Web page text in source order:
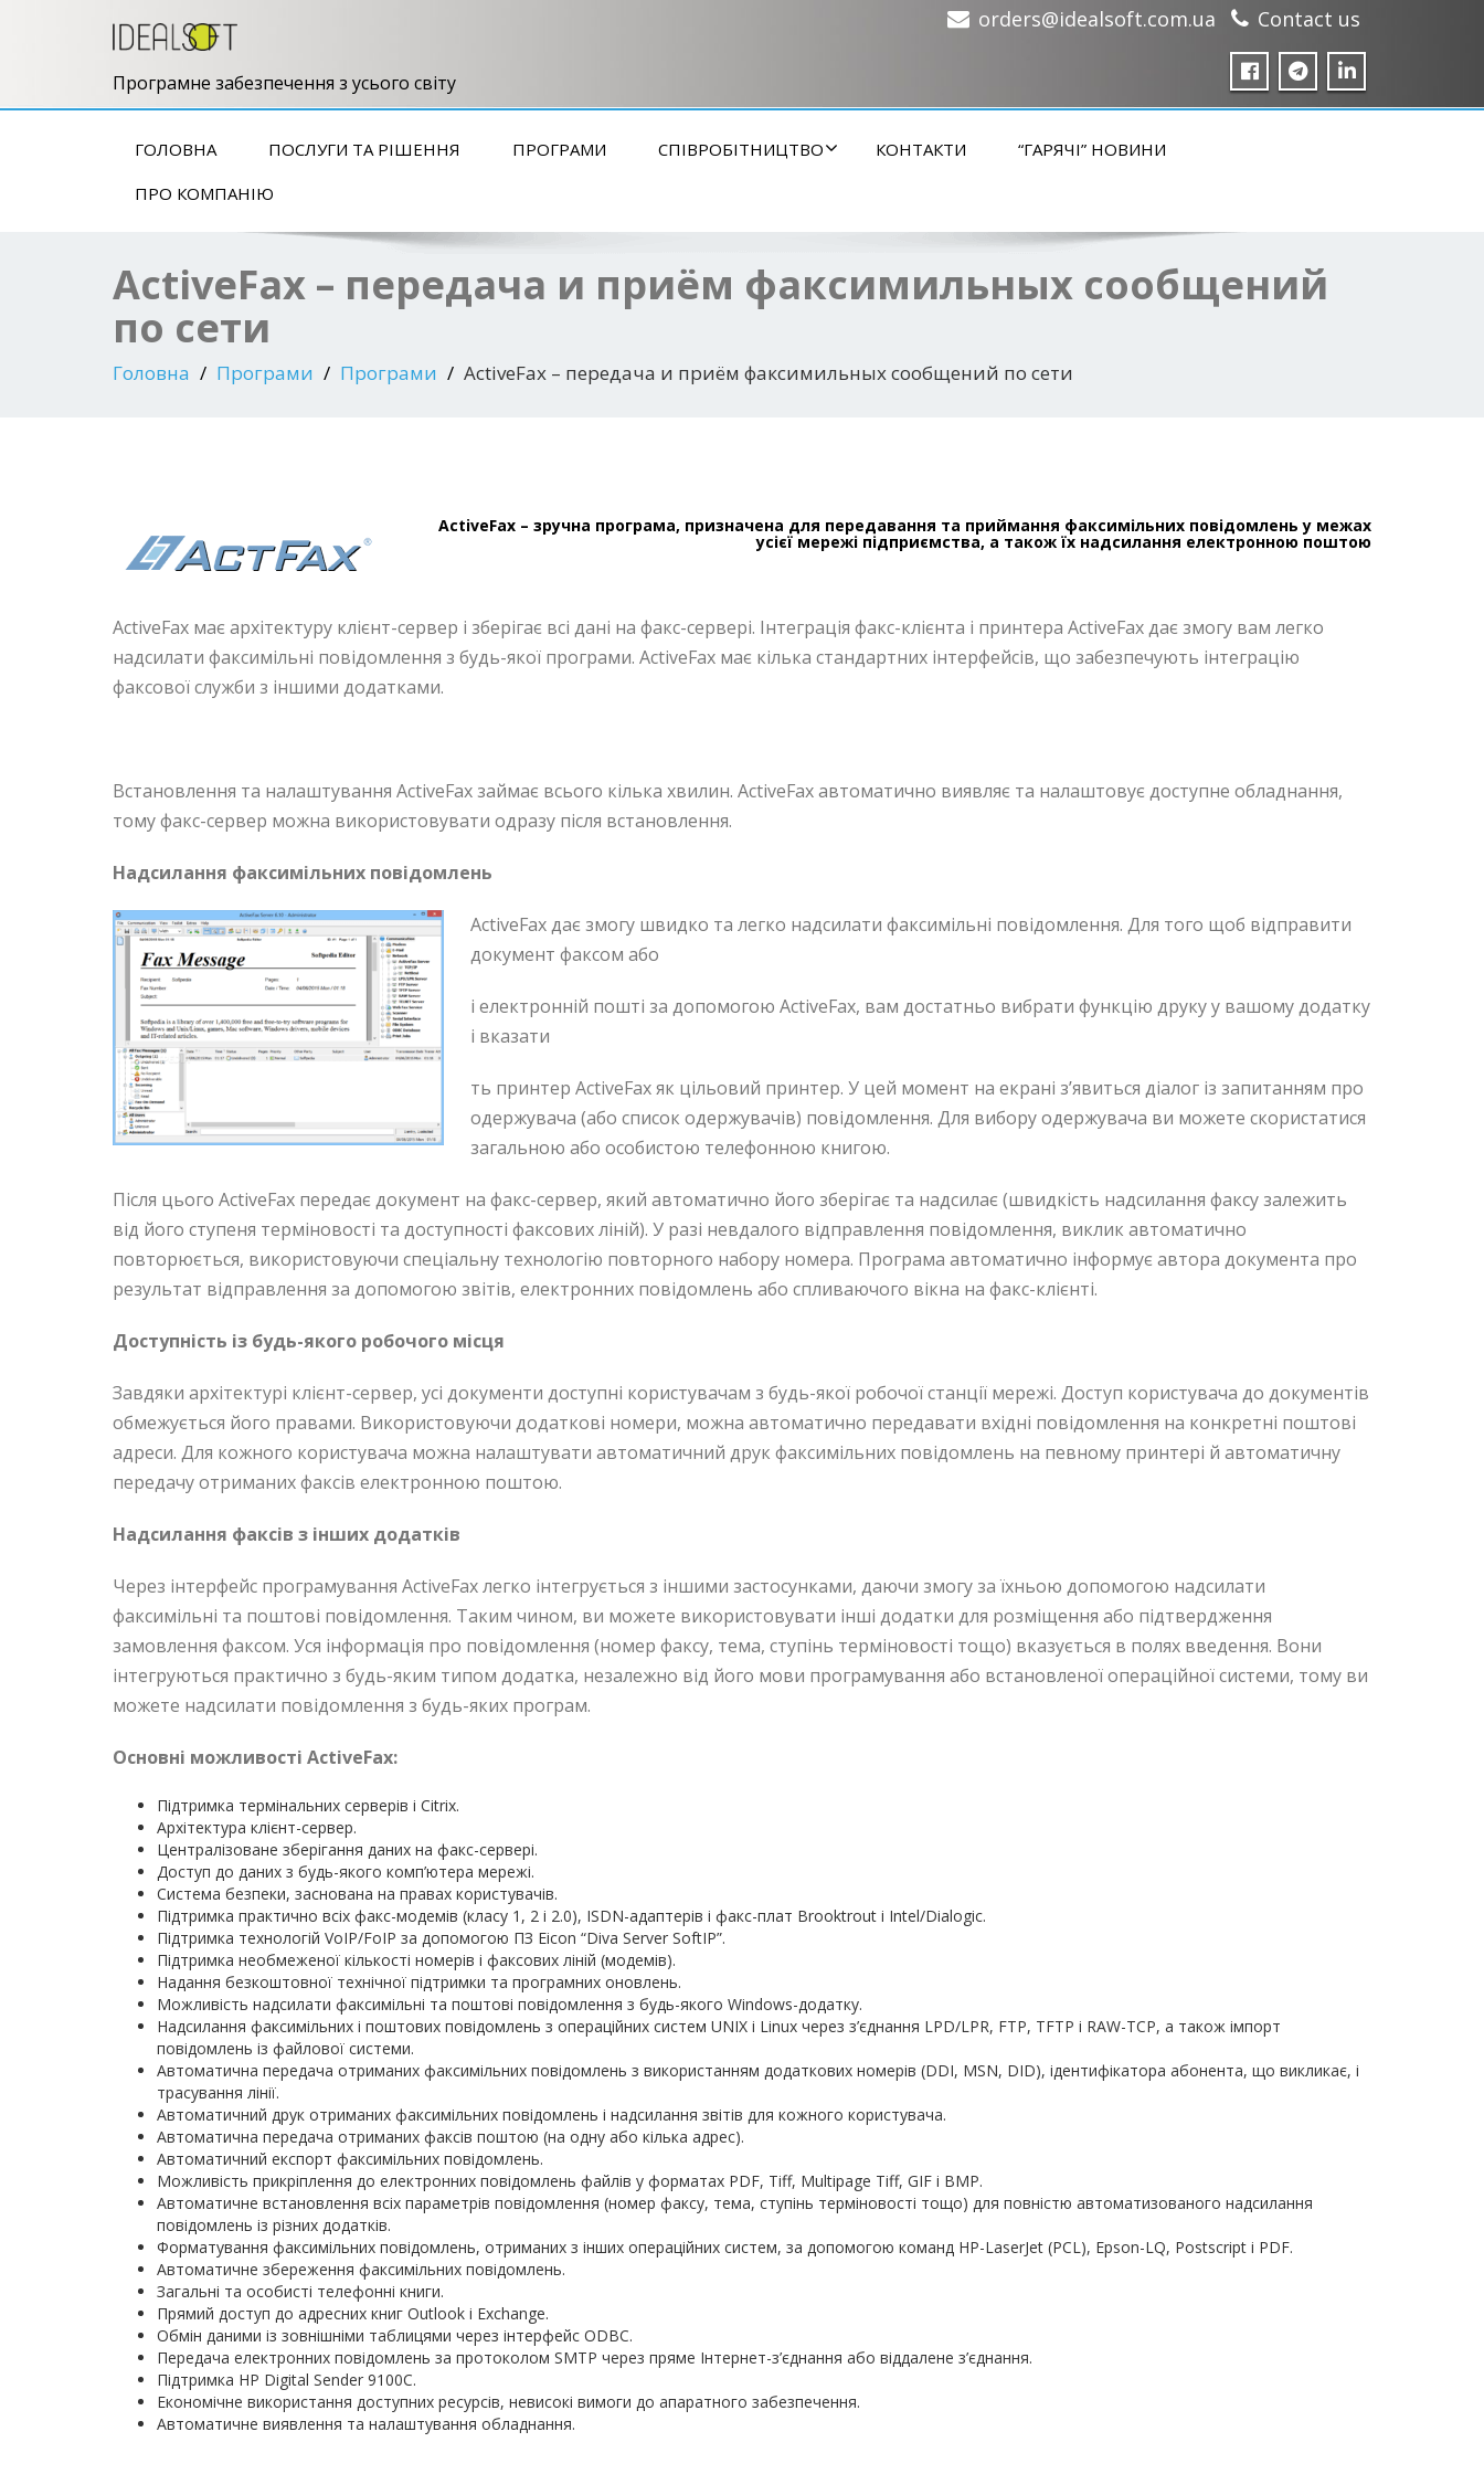
Програмне забезпечення з усього світу
orders@idealsoft.com.ua Contact us
ГОЛОВНА ПОСЛУГИ ТА РІШЕННЯ ПРОГРАМИ СПІВРОБІТНИЦТВО КОНТАКТИ
“ГАРЯЧІ” НОВИНИ
ПРО КОМПАНІЮ
ActiveFax – передача и приём факсимильных сообщений
по сети
Головна Програми Програми ActiveFax – передача и приём факсимильных сообщений по сети
ActiveFax – зручна програма, призначена для передавання та приймання факсимільних повідомлень у межах
усієї мережі підприємства, а також їх надсилання електронною поштою
ActiveFax має архітектуру клієнт-сервер і зберігає всі дані на факс-сервері. Інтеграція факс-клієнта і принтера ActiveFax дає змогу вам легко
надсилати факсимільні повідомлення з будь-якої програми. ActiveFax має кілька стандартних інтерфейсів, що забезпечують інтеграцію
факсової служби з іншими додатками.
Встановлення та налаштування ActiveFax займає всього кілька хвилин. ActiveFax автоматично виявляє та налаштовує доступне обладнання,
тому факс-сервер можна використовувати одразу після встановлення.
Надсилання факсимільних повідомлень
ActiveFax дає змогу швидко та легко надсилати факсимільні повідомлення. Для того щоб відправити
документ факсом або
і електронній пошті за допомогою ActiveFax, вам достатньо вибрати функцію друку у вашому додатку
і вказати
ть принтер ActiveFax як цільовий принтер. У цей момент на екрані з’явиться діалог із запитанням про
одержувача (або список одержувачів) повідомлення. Для вибору одержувача ви можете скористатися
загальною або особистою телефонною книгою.
Після цього ActiveFax передає документ на факс-сервер, який автоматично його зберігає та надсилає (швидкість надсилання факсу залежить
від його ступеня терміновості та доступності факсових ліній). У разі невдалого відправлення повідомлення, виклик автоматично
повторюється, використовуючи спеціальну технологію повторного набору номера. Програма автоматично інформує автора документа про
результат відправлення за допомогою звітів, електронних повідомлень або спливаючого вікна на факс-клієнті.
Доступність із будь-якого робочого місця
Завдяки архітектурі клієнт-сервер, усі документи доступні користувачам з будь-якої робочої станції мережі. Доступ користувача до документів
обмежується його правами. Використовуючи додаткові номери, можна автоматично передавати вхідні повідомлення на конкретні поштові
адреси. Для кожного користувача можна налаштувати автоматичний друк факсимільних повідомлень на певному принтері й автоматичну
передачу отриманих факсів електронною поштою.
Надсилання факсів з інших додатків
Через інтерфейс програмування ActiveFax легко інтегрується з іншими застосунками, даючи змогу за їхньою допомогою надсилати
факсимільні та поштові повідомлення. Таким чином, ви можете використовувати інші додатки для розміщення або підтвердження
замовлення факсом. Уся інформація про повідомлення (номер факсу, тема, ступінь терміновості тощо) вказується в полях введення. Вони
інтегруються практично з будь-яким типом додатка, незалежно від його мови програмування або встановленої операційної системи, тому ви
можете надсилати повідомлення з будь-яких програм.
Основні можливості ActiveFax:
Підтримка термінальних серверів і Citrix.
Архітектура клієнт-сервер.
Централізоване зберігання даних на факс-сервері.
Доступ до даних з будь-якого комп’ютера мережі.
Система безпеки, заснована на правах користувачів.
Підтримка практично всіх факс-модемів (класу 1, 2 і 2.0), ISDN-адаптерів і факс-плат Brooktrout і Intel/Dialogic.
Підтримка технологій VoIP/FoIP за допомогою ПЗ Eicon “Diva Server SoftIP”.
Підтримка необмеженої кількості номерів і факсових ліній (модемів).
Надання безкоштовної технічної підтримки та програмних оновлень.
Можливість надсилати факсимільні та поштові повідомлення з будь-якого Windows-додатку.
Надсилання факсимільних і поштових повідомлень з операційних систем UNIX і Linux через з’єднання LPD/LPR, FTP, TFTP і RAW-TCP, а також імпорт
повідомлень із файлової системи.
Автоматична передача отриманих факсимільних повідомлень з використанням додаткових номерів (DDI, MSN, DID), ідентифікатора абонента, що викликає, і
трасування лінії.
Автоматичний друк отриманих факсимільних повідомлень і надсилання звітів для кожного користувача.
Автоматична передача отриманих факсів поштою (на одну або кілька адрес).
Автоматичний експорт факсимільних повідомлень.
Можливість прикріплення до електронних повідомлень файлів у форматах PDF, Tiff, Multipage Tiff, GIF і BMP.
Автоматичне встановлення всіх параметрів повідомлення (номер факсу, тема, ступінь терміновості тощо) для повністю автоматизованого надсилання
повідомлень із різних додатків.
Форматування факсимільних повідомлень, отриманих з інших операційних систем, за допомогою команд HP-LaserJet (PCL), Epson-LQ, Postscript і PDF.
Автоматичне збереження факсимільних повідомлень.
Загальні та особисті телефонні книги.
Прямий доступ до адресних книг Outlook і Exchange.
Обмін даними із зовнішніми таблицями через інтерфейс ODBC.
Передача електронних повідомлень за протоколом SMTP через пряме Інтернет-з’єднання або віддалене з’єднання.
Підтримка HP Digital Sender 9100C.
Економічне використання доступних ресурсів, невисокі вимоги до апаратного забезпечення.
Автоматичне виявлення та налаштування обладнання.